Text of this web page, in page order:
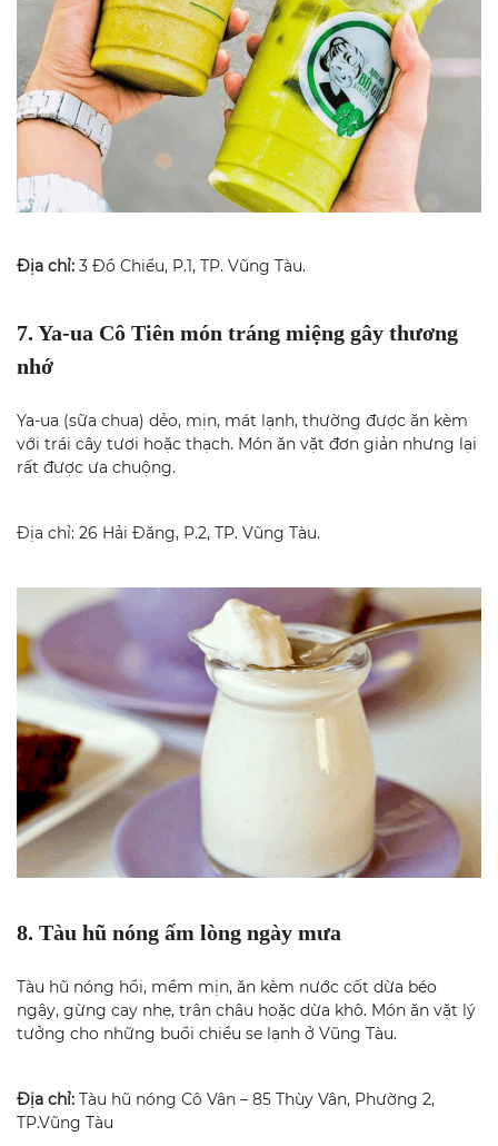
Địa chỉ: 3 Đồ Chiểu, P.1, TP. Vũng Tàu.
7. Ya-ua Cô Tiên món tráng miệng gây thương
nhớ
Ya-ua (sữa chua) dẻo, mịn, mát lạnh, thường được ăn kèm
với trái cây tươi hoặc thạch. Món ăn vặt đơn giản nhưng lại
rất được ưa chuộng.
Địa chỉ: 26 Hải Đăng, P.2, TP. Vũng Tàu.
8. Tàu hũ nóng ấm lòng ngày mưa
Tàu hũ nóng hổi, mềm mịn, ăn kèm nước cốt dừa béo
ngậy, gừng cay nhẹ, trân châu hoặc dừa khô. Món ăn vặt lý
tưởng cho những buổi chiều se lạnh ở Vũng Tàu.
Địa chỉ: Tàu hũ nóng Cô Vân – 85 Thùy Vân, Phường 2,
TP.Vũng Tàu